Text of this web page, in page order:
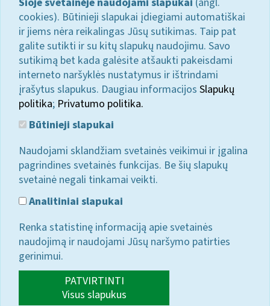
cookies). Būtinieji slapukai įdiegiami automatiškai
ir jiems nėra reikalingas Jūsų sutikimas. Taip pat
galite sutikti ir su kitų slapukų naudojimu. Savo
sutikimą bet kada galėsite atšaukti pakeisdami
interneto naršyklės nustatymus ir ištrindami
įrašytus slapukus. Daugiau informacijos Slapukų
politika; Privatumo politika.
Būtinieji slapukai
Naudojami sklandžiam svetainės veikimui ir įgalina
pagrindines svetainės funkcijas. Be šių slapukų
svetainė negali tinkamai veikti.
Analitiniai slapukai
Renka statistinę informaciją apie svetainės
naudojimą ir naudojami Jūsų naršymo patirties
gerinimui.
PATVIRTINTI
Visus slapukus